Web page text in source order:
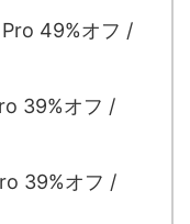
49%オフ /
39%オフ /
39%オフ /